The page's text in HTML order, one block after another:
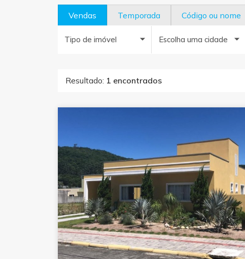
Vendas Temporada Código ou nome
Tipo de imóvel Escolha uma cidade
Resultado: 1 encontrados